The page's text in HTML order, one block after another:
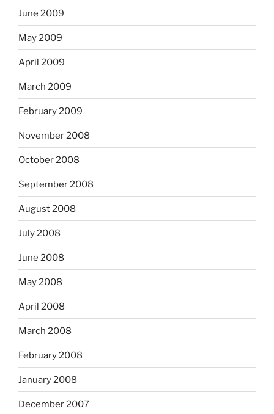
June 2009
May 2009
April 2009
March 2009
February 2009
November 2008
October 2008
September 2008
August 2008
July 2008
June 2008
May 2008
April 2008
March 2008
February 2008
January 2008
December 2007